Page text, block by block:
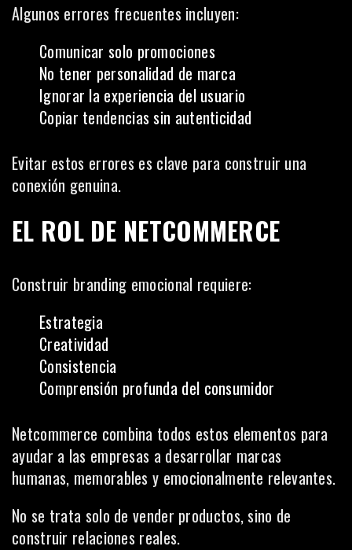
Algunos errores frecuentes incluyen:
Comunicar solo promociones
No tener personalidad de marca
Ignorar la experiencia del usuario
Copiar tendencias sin autenticidad
Evitar estos errores es clave para construir una
conexión genuina.
EL ROL DE NETCOMMERCE
Construir branding emocional requiere:
Estrategia
Creatividad
Consistencia
Comprensión profunda del consumidor
Netcommerce combina todos estos elementos para
ayudar a las empresas a desarrollar marcas
humanas, memorables y emocionalmente relevantes.
No se trata solo de vender productos, sino de
construir relaciones reales.